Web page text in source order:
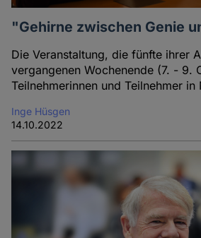
"Gehirne zwischen Genie
Die Veranstaltung, die fünfte ihrer
vergangenen Wochenende (7. - 9.
Teilnehmerinnen und Teilnehmer in
Inge Hüsgen
14.10.2022